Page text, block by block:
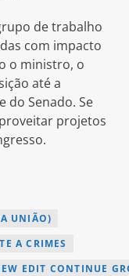
de trabalho
com impacto
o ministro, o
até a
do Senado. Se
projetos
UNIÃO)
A CRIMES
EDIT CONTINUE